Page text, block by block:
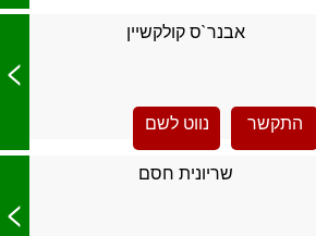
אבנר`ס קולקשיין
התקשר נווט לשם
>
שריונית חסם
>